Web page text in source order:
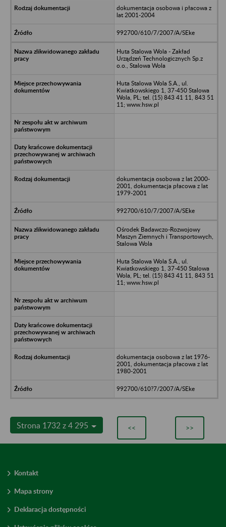
dokumentacja osobowa i płacowa z
lat 2001-2004
992700/610/7/2007/A/SEke
Huta Stalowa Wola - Zakład
Urządzeń Technologicznych Sp.z
o.o., Stalowa Wola
Huta Stalowa Wola S.A., ul.
Kwiatkowskiego 1, 37-450 Stalowa
Wola, PL; tel. (15) 843 41 11, 843 51
11; www.hsw.pl
dokumentacja osobowa z lat 2000-
2001, dokumentacja płacowa z lat
1979-2001
992700/610/7/2007/A/SEke
Ośrodek Badawczo-Rozwojowy
Maszyn Ziemnych i Transportowych,
Stalowa Wola
Huta Stalowa Wola S.A., ul.
Kwiatkowskiego 1, 37-450 Stalowa
Wola, PL; tel. (15) 843 41 11, 843 51
11; www.hsw.pl
dokumentacja osobowa z lat 1976-
2001, dokumentacja płacowa z lat
1980-2001
992700/610?7/2007/A/SEke
Strona 1732 z 4 295 << >>
Kontakt
Mapa strony
Deklaracja dostępności